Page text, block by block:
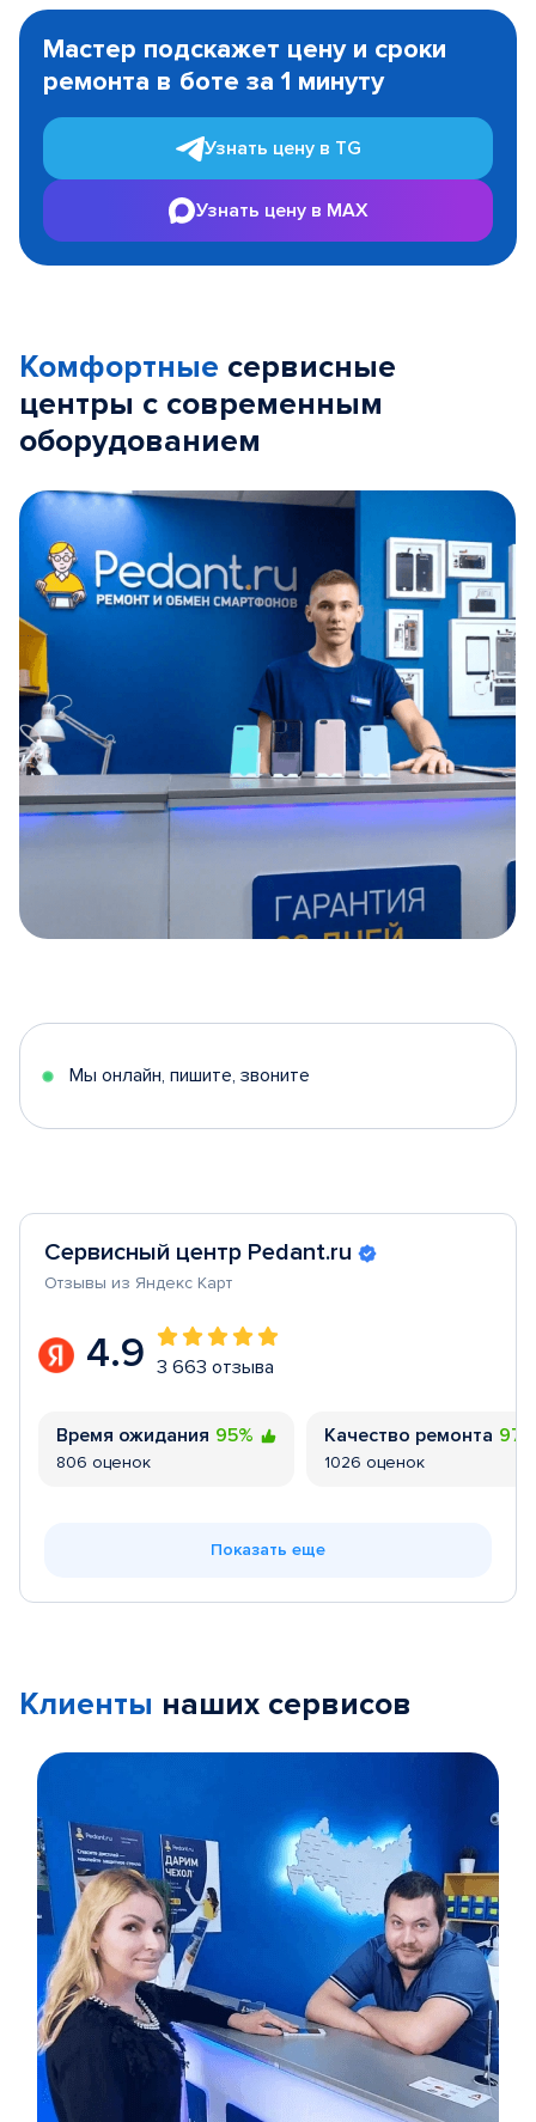
1
Мастер подскажет цену и сроки
ремонта в боте за 1 минуту
Узнать цену в TG
Узнать цену в MAX
Комфортные сервисные
центры с современным
оборудованием
5
Мы онлайн, пишите, звоните
Сервисный центр Pedant.ru
Отзывы из Яндекс Карт
4.9 3 663 отзыва
Время ожидания 95%
806 оценок
Качество ремонта
1026 оценок
Показать еще
Клиенты наших сервисов